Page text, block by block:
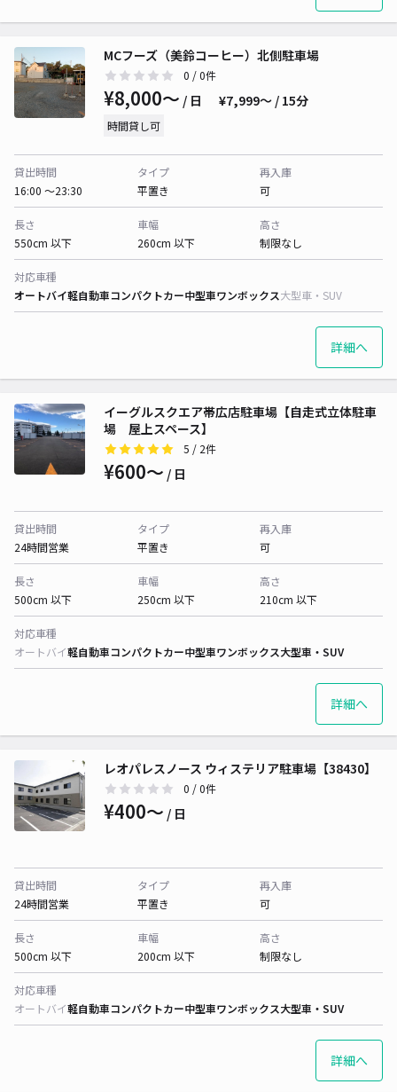
MCフーズ（美鈴コーヒー）北側駐車場
0 / 0件
¥8,000〜 / 日 ¥7,999〜 / 15分
時間貸し可
貸出時間
16:00 〜23:30
タイプ
平置き
再入庫
可
長さ
550cm 以下
車幅
260cm 以下
高さ
制限なし
対応車種
オートバイ軽自動車コンパクトカー中型車ワンボックス大型車・SUV
詳細へ
イーグルスクエア帯広店駐車場【自走式立体駐車
場 屋上スペース】
5 / 2件
¥600〜 / 日
貸出時間
24時間営業
タイプ
平置き
再入庫
可
長さ
500cm 以下
車幅
250cm 以下
高さ
210cm 以下
対応車種
オートバイ軽自動車コンパクトカー中型車ワンボックス大型車・SUV
詳細へ
レオパレスノース ウィステリア駐車場【38430】
0 / 0件
¥400〜 / 日
貸出時間
24時間営業
タイプ
平置き
再入庫
可
長さ
500cm 以下
車幅
200cm 以下
高さ
制限なし
対応車種
オートバイ軽自動車コンパクトカー中型車ワンボックス大型車・SUV
詳細へ